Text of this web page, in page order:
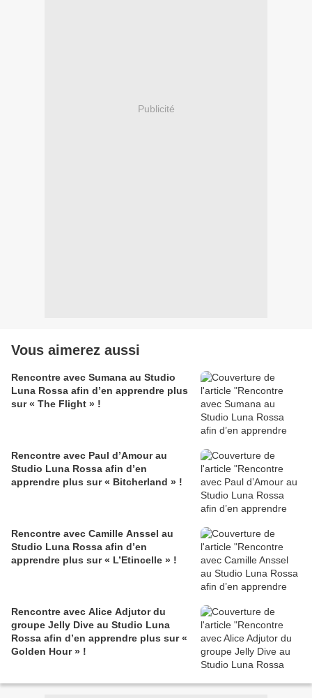
Publicité
Vous aimerez aussi
Rencontre avec Sumana au Studio
Luna Rossa afin d’en apprendre plus
sur « The Flight » !
Rencontre avec Paul d’Amour au
Studio Luna Rossa afin d’en
apprendre plus sur « Bitcherland » !
Rencontre avec Camille Anssel au
Studio Luna Rossa afin d’en
apprendre plus sur « L’Etincelle » !
Rencontre avec Alice Adjutor du
groupe Jelly Dive au Studio Luna
Rossa afin d’en apprendre plus sur «
Golden Hour » !